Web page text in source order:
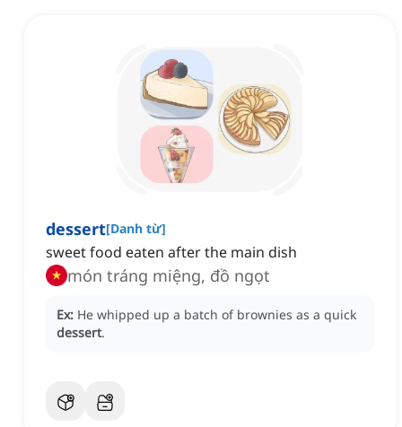
dessert[Danh từ]
‌sweet food eaten after the main dish
món tráng miệng, đồ ngọt
Ex: He whipped up a batch of brownies as a quick
dessert.